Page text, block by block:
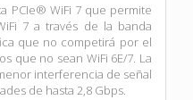
PCIe® WiFi 7 que permite
7 a través de la banda
que no competirá por el
que no sean WiFi 6E/7. La
interferencia de señal
de hasta 2,8 Gbps.